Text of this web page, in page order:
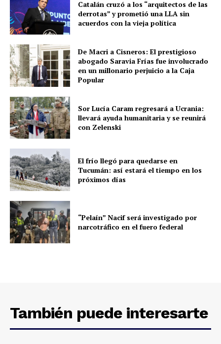
Catalán cruzó a los “arquitectos de las
derrotas” y prometió una LLA sin
acuerdos con la vieja política
De Macri a Cisneros: El prestigioso
abogado Saravia Frías fue involucrado
en un millonario perjuicio a la Caja
Popular
Sor Lucía Caram regresará a Ucrania:
llevará ayuda humanitaria y se reunirá
con Zelenski
El frío llegó para quedarse en
Tucumán: así estará el tiempo en los
próximos días
“Pelaín” Nacif será investigado por
narcotráfico en el fuero federal
También puede interesarte